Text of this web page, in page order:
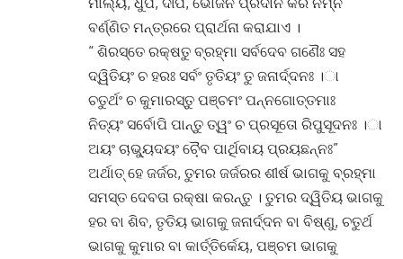
ବର୍ଣ୍ଣିତ ମନ୍ତ୍ରରେ ପ୍ରାର୍ଥନା କରାଯାଏ ।
“ ଶିରସ୍ତେ ରକ୍ଷତୁ ବ୍ରହ୍ମା ସର୍ବଦେବ ଗଣୈଃ ସହ
ଦ୍ୱିତିୟଂ ଚ ହରଃ ସର୍ବଂ ତୃତିୟଂ ତୁ ଜନାର୍ଦ୍ଦନଃ ।ା
ଚତୁର୍ଥଂ ଚ କୁମାରସ୍ତୁ ପଞ୍ଚମଂ ପନ୍ନଗୋତ୍ତମାଃ
ନିତ୍ୟଂ ସର୍ବୋପି ପାନ୍ତୁ ତ୍ୱଂ ଚ ପ୍ରସୂତୋ ରିପୁସୂଦନଃ ।ା
ଅୟଂ ଚାଭ୍ୟୁଦୟଂ ଚୈ଼ବ ପାର୍ଥିବାୟ ପ୍ରୟଛନ୍ନଃ”
ଅର୍ଥାତ୍ ହେ ଜର୍ଜର, ତୁମର ଜର୍ଜରର ଶୀର୍ଷ ଭାଗକୁ ବ୍ରହ୍ମା
ସମସ୍ତ ଦେବତା ରକ୍ଷା କରନ୍ତୁ । ତୁମର ଦ୍ୱିତିୟ ଭାଗକୁ
ହର ବା ଶିବ, ତୃତିୟ ଭାଗକୁ ଜନାର୍ଦ୍ଦନ ବା ବିଷ୍ଣୁ, ଚତୁର୍ଥ
ଭାଗକୁ କୁମାର ବା କାର୍ତ୍ତିର୍କେୟ, ପଞ୍ଚମ ଭାଗକୁ